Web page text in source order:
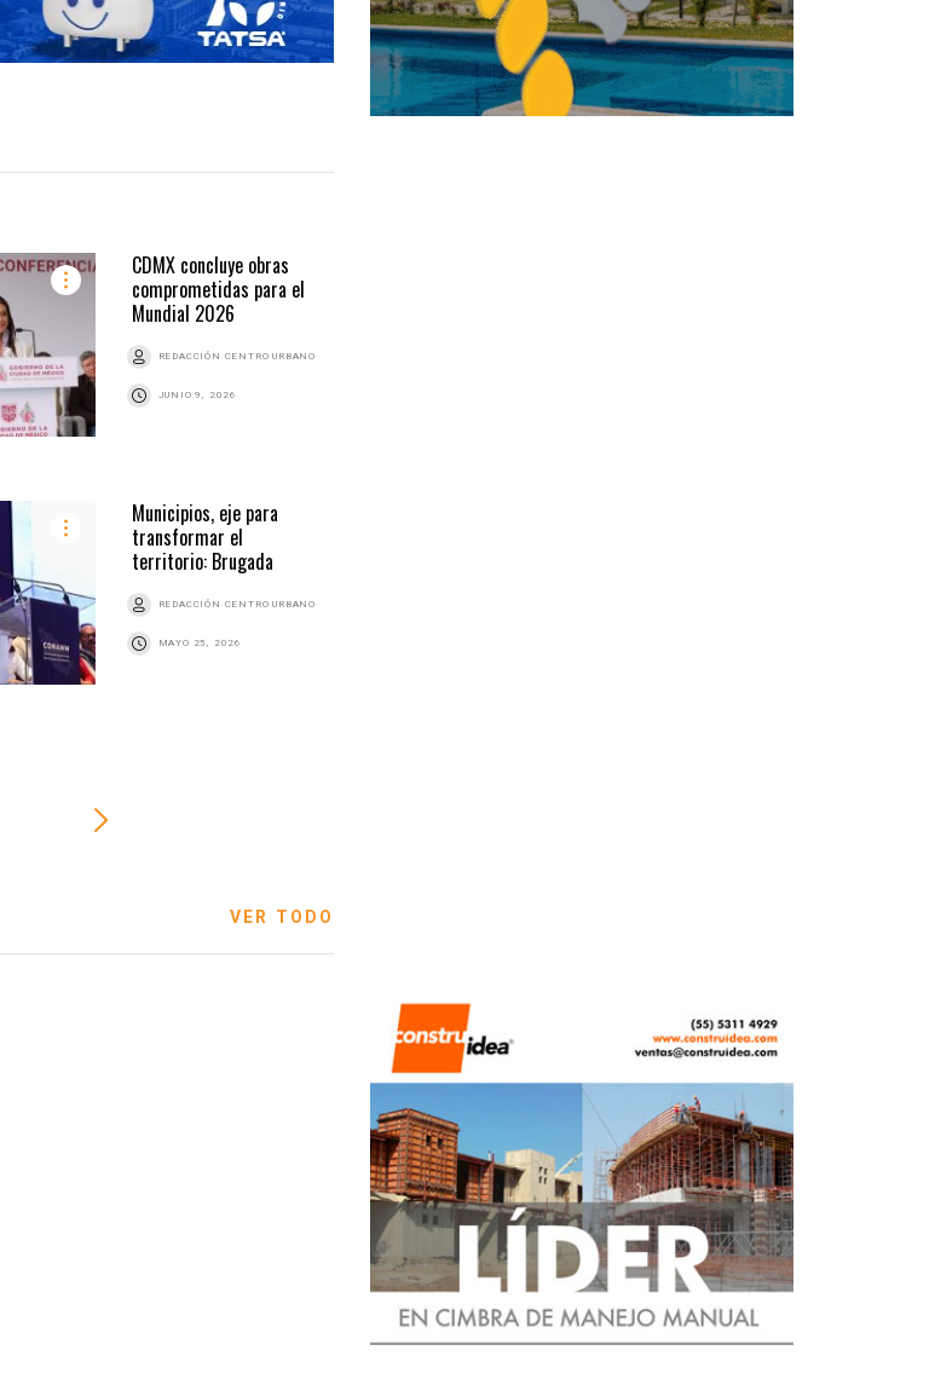
CDMX concluye obras
comprometidas para el
Mundial 2026
REDACCIÓN CENTRO URBANO
JUNIO 9, 2026
Municipios, eje para
transformar el
territorio: Brugada
REDACCIÓN CENTRO URBANO
MAYO 25, 2026
VER TODO